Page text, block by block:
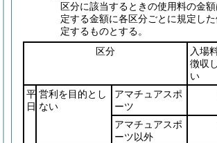
区分に該当するときの使用料の金
定する金額に各区分ごとに規定し
定するものとする。
区分
入場
徴収
い
平
日
営利を目的とし
ない
アマチュアスポ
ーツ
アマチュアスポ
ーツ以外